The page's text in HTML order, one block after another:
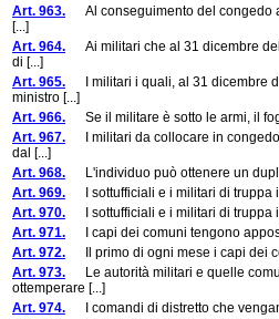
Art. 963. Al conseguimento del congedo
[...]
Art. 964. Ai militari che al 31 dicembre
di [...]
Art. 965. I militari i quali, al 31 dicembre
ministro [...]
Art. 966. Se il militare è sotto le armi, il
Art. 967. I militari da collocare in congedo
dal [...]
Art. 968. L'individuo può ottenere un
Art. 969. I sottufficiali e i militari di truppa
Art. 970. I sottufficiali e i militari di truppa
Art. 971. I capi dei comuni tengono
Art. 972. Il primo di ogni mese i capi dei
Art. 973. Le autorità militari e quelle
ottemperare [...]
Art. 974. I comandi di distretto che